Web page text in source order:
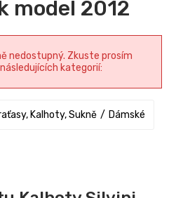
model 2012
nedostupný. Zkuste prosím
kategorií:
Kalhoty, Sukně Dámské